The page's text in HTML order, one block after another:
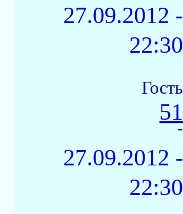
27.09.2012 -
22:30
Гость
51
-
27.09.2012 -
22:30